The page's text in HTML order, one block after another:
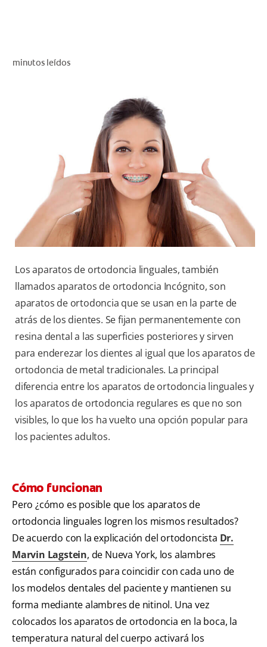
SUSCRÍBETE
minutos leídos
Los aparatos de ortodoncia linguales, también
llamados aparatos de ortodoncia Incógnito, son
aparatos de ortodoncia que se usan en la parte de
atrás de los dientes. Se fijan permanentemente con
resina dental a las superficies posteriores y sirven
para enderezar los dientes al igual que los aparatos de
ortodoncia de metal tradicionales. La principal
diferencia entre los aparatos de ortodoncia linguales y
los aparatos de ortodoncia regulares es que no son
visibles, lo que los ha vuelto una opción popular para
los pacientes adultos.
Cómo funcionan
Pero ¿cómo es posible que los aparatos de
ortodoncia linguales logren los mismos resultados?
De acuerdo con la explicación del ortodoncista Dr.
Marvin Lagstein, de Nueva York, los alambres
están configurados para coincidir con cada uno de
los modelos dentales del paciente y mantienen su
forma mediante alambres de nitinol. Una vez
colocados los aparatos de ortodoncia en la boca, la
temperatura natural del cuerpo activará los